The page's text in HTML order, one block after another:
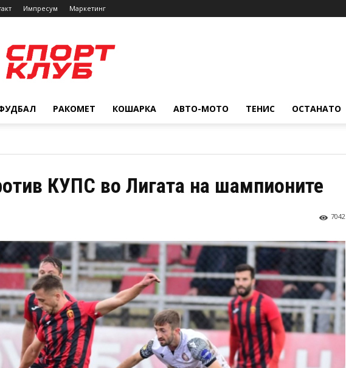
Импресум Маркетинг
РАКОМЕТ КОШАРКА АВТО-МОТО ТЕНИС ОСТАНАТО
КУПС во Лигата на шампионите
7042